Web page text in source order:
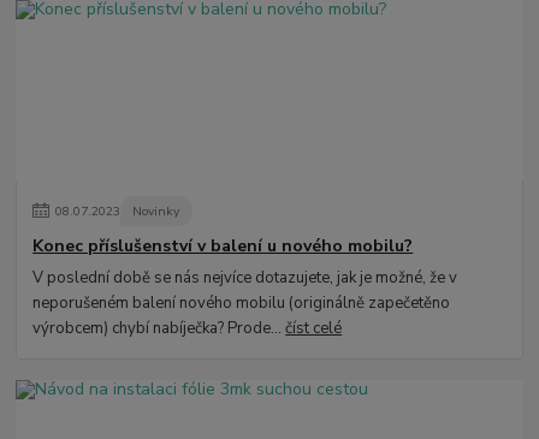
08.07.2023 Novinky
Konec příslušenství v balení u nového mobilu?
V poslední době se nás nejvíce dotazujete, jak je možné, že v
neporušeném balení nového mobilu (originálně zapečetěno
výrobcem) chybí nabíječka? Prode...číst celé